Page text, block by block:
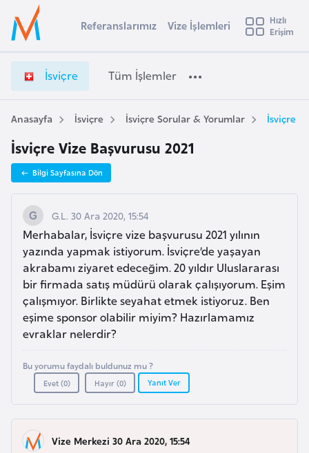
Ülke Seçimi
Başvuru yapmak istediğiniz ülkeyi seçin
Üye
Girişi
s
i
ç
V
i
z
e
İ
ş
l
e
m
l
e
r
i
e
Referanslarımız Vize İşlemleri
Hızlı
Erişim
İsviçre Tüm İşlemler
Anasayfa İsviçre İsviçre Sorular & Yorumlar İsviçre
İsviçre Vize Başvurusu 2021
Bilgi Sayfasına Dön
G.L. 30 Ara 2020, 15:54
Merhabalar, İsviçre vize başvurusu 2021 yılının
yazında yapmak istiyorum. İsviçre’de yaşayan
akrabamı ziyaret edeceğim. 20 yıldır Uluslararası
bir firmada satış müdürü olarak çalışıyorum. Eşim
çalışmıyor. Birlikte seyahat etmek istiyoruz. Ben
eşime sponsor olabilir miyim? Hazırlamamız
evraklar nelerdir?
Bu yorumu faydalı buldunuz mu ?
Evet (0) Hayır (0) Yanıt Ver
Vize Merkezi 30 Ara 2020, 15:54
s
t
r
a
A
u
s
t
u
r
y
a
A
z
r
b
a